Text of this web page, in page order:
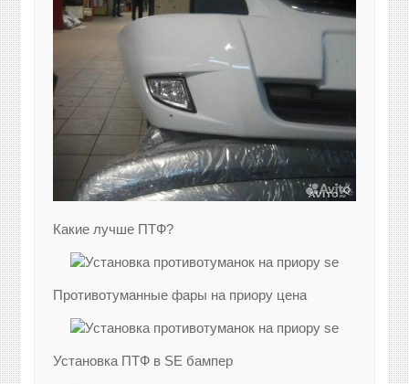
Какие лучше ПТФ?
Противотуманные фары на приору цена
Установка ПТФ в SE бампер